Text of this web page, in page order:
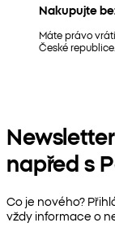
Nakupujte
Máte právo
České republice.
napřed s
Co je nového?
vždy informace o